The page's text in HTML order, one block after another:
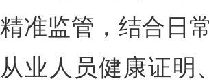
精准监管，结合日
从业人员健康证明